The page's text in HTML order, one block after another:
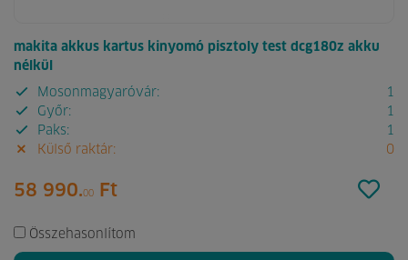
makita akkus kartus kinyomó pisztoly test dcg180z akku
nélkül
Mosonmagyaróvár:
1
Győr:
1
Paks:
1
Külső raktár:
0
58 990.00 Ft
Összehasonlítom